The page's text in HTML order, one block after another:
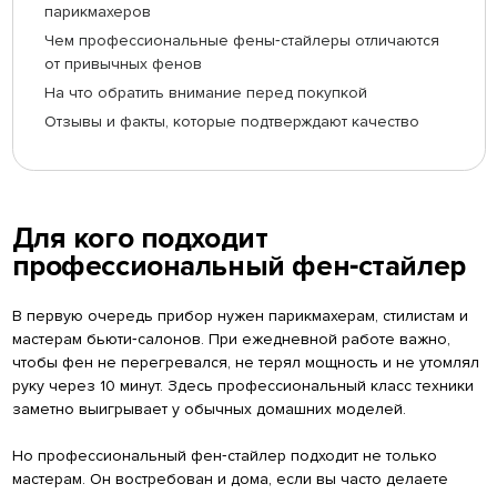
парикмахеров
Чем профессиональные фены‑стайлеры отличаются
от привычных фенов
На что обратить внимание перед покупкой
Отзывы и факты, которые подтверждают качество
Для кого подходит
профессиональный фен‑стайлер
В первую очередь прибор нужен парикмахерам, стилистам и
мастерам бьюти‑салонов. При ежедневной работе важно,
чтобы фен не перегревался, не терял мощность и не утомлял
руку через 10 минут. Здесь профессиональный класс техники
заметно выигрывает у обычных домашних моделей.
Но профессиональный фен‑стайлер подходит не только
мастерам. Он востребован и дома, если вы часто делаете